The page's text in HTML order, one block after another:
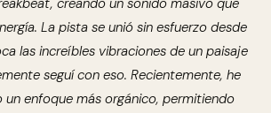
creando un sonido masivo que
La pista se unió sin esfuerzo desde
las increíbles vibraciones de un paisaje
seguí con eso. Recientemente, he
enfoque más orgánico, permitiendo